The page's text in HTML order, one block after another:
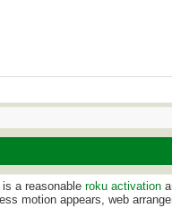
a reasonable roku activation
motion appears, web